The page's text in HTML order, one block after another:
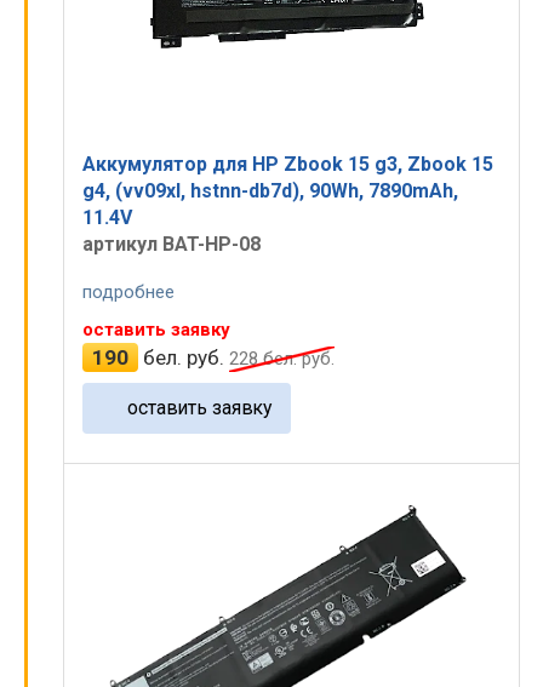
Аккумулятор для HP Zbook 15 g3, Zbook 15
g4, (vv09xl, hstnn-db7d), 90Wh, 7890mAh,
11.4V
артикул BAT-HP-08
подробнее
оставить заявку
190 бел. руб. 228бел. руб.
оставить заявку